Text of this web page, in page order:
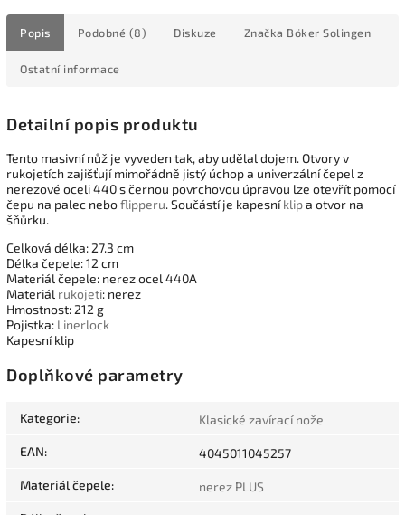
Popis Podobné (8) Diskuze Značka Böker Solingen
Ostatní informace
Detailní popis produktu
Tento masivní nůž je vyveden tak, aby udělal dojem. Otvory v
rukojetích zajišťují mimořádně jistý úchop a univerzální čepel z
nerezové oceli 440 s černou povrchovou úpravou lze otevřít pomocí
čepu na palec neboflipperu. Součástí je kapesníklipa otvor na
šňůrku.
Celková délka: 27.3 cm
Délka čepele: 12 cm
Materiál čepele: nerez ocel 440A
Materiál rukojeti: nerez
Hmostnost: 212 g
Pojistka: Linerlock
Kapesní klip
Doplňkové parametry
Kategorie: Klasické zavírací nože
EAN: 4045011045257
Materiál čepele: nerez PLUS